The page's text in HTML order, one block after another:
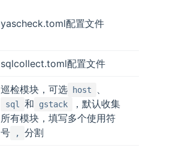
yascheck.toml配置文件
sqlcollect.toml配置文件
巡检模块，可选 host
sql 和 gstack
，默认收集
所有模块，填写多个使用符
号
, 分割